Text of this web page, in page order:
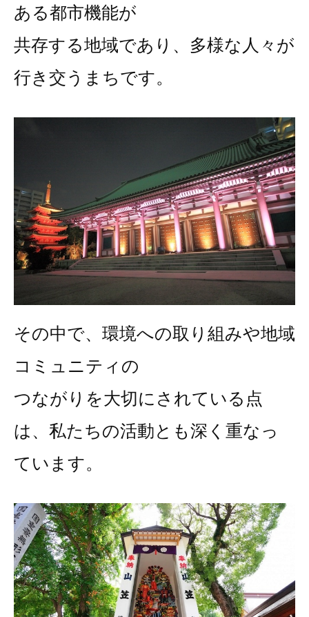
ある都市機能が
共存する地域であり、多様な人々が
行き交うまちです。
その中で、環境への取り組みや地域
コミュニティの
つながりを大切にされている点
は、私たちの活動とも深く重なっ
ています。